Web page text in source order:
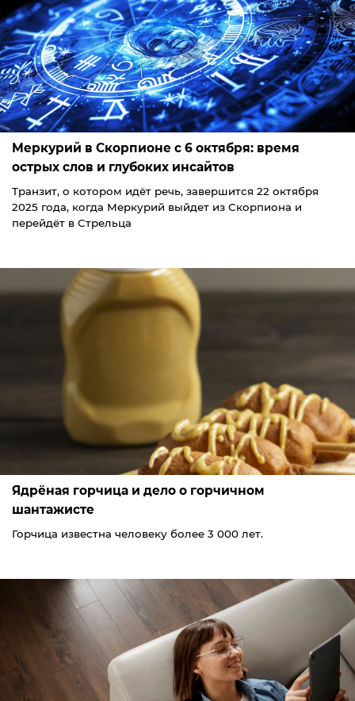
Меркурий в Скорпионе с 6 октября: время
острых слов и глубоких инсайтов
Транзит, о котором идёт речь, завершится 22 октября
2025 года, когда Меркурий выйдет из Скорпиона и
перейдёт в Стрельца
Ядрёная горчица и дело о горчичном
шантажисте
Горчица известна человеку более 3 000 лет.